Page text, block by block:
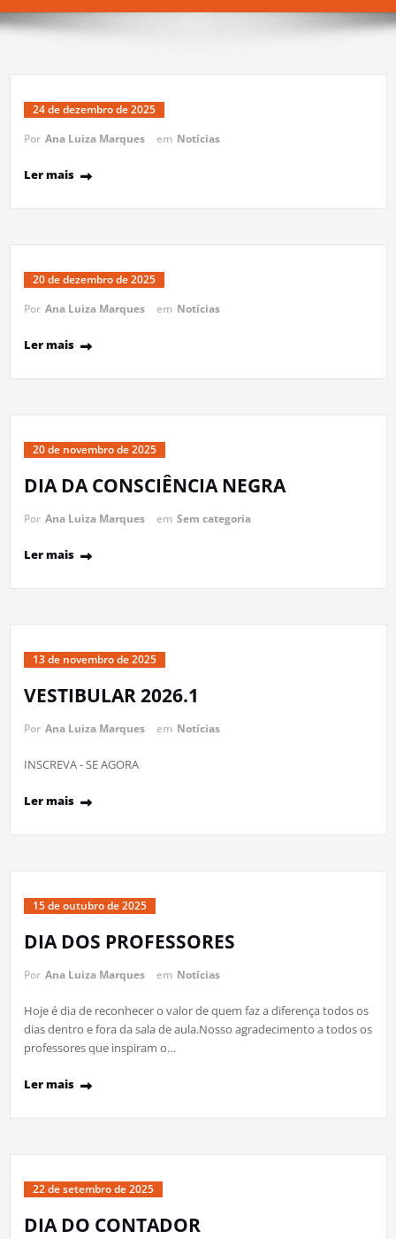
24 de dezembro de 2025
Por Ana Luiza Marques em Notícias
Ler mais
20 de dezembro de 2025
Por Ana Luiza Marques em Notícias
Ler mais
20 de novembro de 2025
DIA DA CONSCIÊNCIA NEGRA
Por Ana Luiza Marques em Sem categoria
Ler mais
13 de novembro de 2025
VESTIBULAR 2026.1
Por Ana Luiza Marques em Notícias
INSCREVA - SE AGORA
Ler mais
15 de outubro de 2025
DIA DOS PROFESSORES
Por Ana Luiza Marques em Notícias
Hoje é dia de reconhecer o valor de quem faz a diferença todos os
dias dentro e fora da sala de aula.Nosso agradecimento a todos os
professores que inspiram o…
Ler mais
22 de setembro de 2025
DIA DO CONTADOR